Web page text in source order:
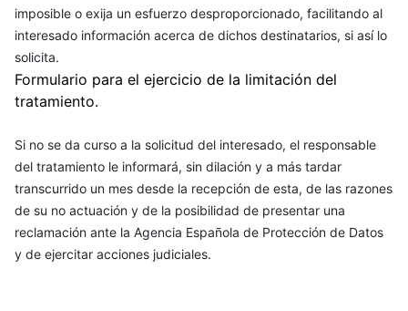
imposible o exija un esfuerzo desproporcionado, facilitando al
interesado información acerca de dichos destinatarios, si así lo
solicita.
Formulario para el ejercicio de la limitación del
tratamiento.
Si no se da curso a la solicitud del interesado, el responsable
del tratamiento le informará, sin dilación y a más tardar
transcurrido un mes desde la recepción de esta, de las razones
de su no actuación y de la posibilidad de presentar una
reclamación ante la Agencia Española de Protección de Datos
y de ejercitar acciones judiciales.